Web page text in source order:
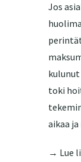
Jos
kulunut
toki
aikaa ja
→ Lue